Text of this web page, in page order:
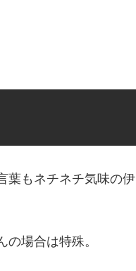
葉もネチネチ気味の伊
場合は特殊。